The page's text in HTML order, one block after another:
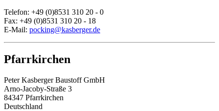
Telefon: +49 (0)8531 310 20 - 0
Fax: +49 (0)8531 310 20 - 18
E-Mail: pocking@kasberger.de
Pfarrkirchen
Peter Kasberger Baustoff GmbH
Arno-Jacoby-Straße 3
84347 Pfarrkirchen
Deutschland